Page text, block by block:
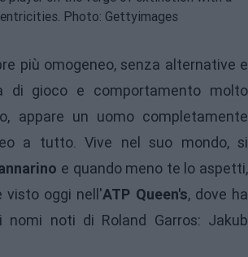
più omogeneo, senza alternative e
di gioco e comportamento molto
appare un uomo completamente
a tutto. Vive nel suo mondo, si
e quando meno te lo aspetti,
visto oggi nell'ATP Queen's, dove ha
noti di Roland Garros: Jakub